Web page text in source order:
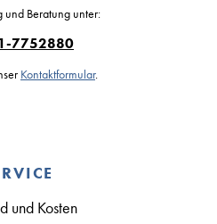
und Beratung unter:
7752880
Kontaktformular.
und Kosten